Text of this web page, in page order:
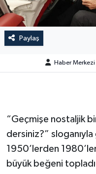
Paylaş
Haber Merkezi
“Geçmişe nostaljik
dersiniz?”
1950’lerden
büyük beğeni